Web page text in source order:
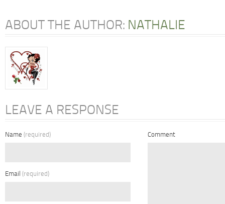
ABOUT THE AUTHOR: NATHALIE
LEAVE A RESPONSE
Name (required)
Email (required)
Comment